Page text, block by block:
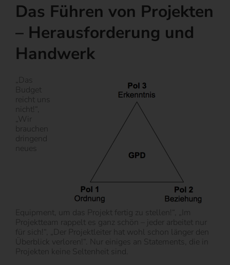
Das Führen von Projekten
– Herausforderung und
Handwerk
„Das
Budget
reicht uns
nicht!“,
„Wir
brauchen
dringend
neues
Equipment, um das Projekt fertig zu stellen!“, „Im
Projektteam rappelt es ganz schön – jeder arbeitet nur
für sich!“, „Der Projektleiter hat wohl schon länger den
Überblick verloren!“. Nur einiges an Statements, die in
Projekten keine Seltenheit sind.